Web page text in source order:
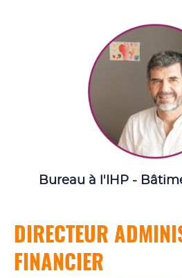
Bureau à l'IHP -
DIRECTEUR
FINANCIER